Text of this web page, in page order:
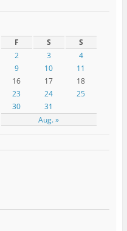
F S S
Aug. »
2 3
4
9 10
11
16 17
18
23 24
25
30 31